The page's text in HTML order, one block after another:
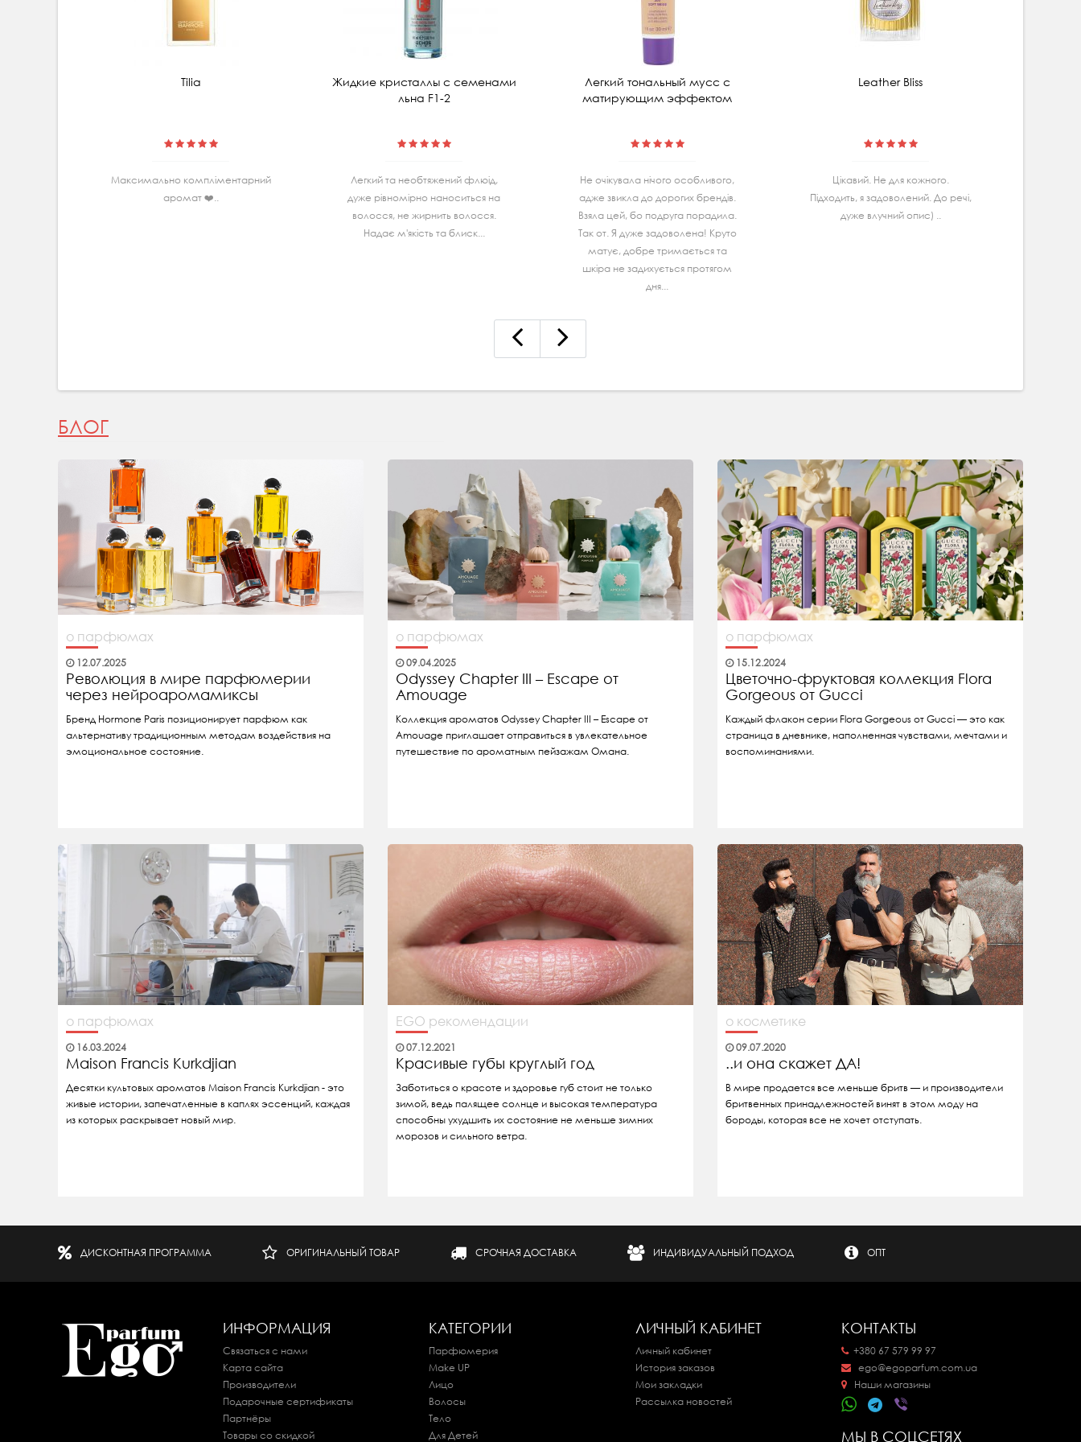
Tilia
Максимально комплiментарний
аромат ❤️..
Жидкие кристаллы с семенами
льна F1-2
Легкий та необтяжений флюід,
дуже рівномірно наноситься на
волосся, не жирнить волосся.
Надає м'якість та блиск...
Легкий тональный мусс с
матирующим эффектом
Не очiкувала нiчого особливого,
адже звикла до дорогих брендiв.
Взяла цей, бо подруга порадила.
Так от. Я дуже задоволена! Круто
матує, добре тримається та
шкiра не задихується протягом
дня...
Leather Bliss
Цiкавий. Не для кожного.
Підходить, я задоволений. До речі,
дуже влучний опис) ..
БЛОГ
о парфюмах
12.07.2025
Революция в мире парфюмерии
через нейроаромамиксы
Бренд Hormone Paris позиционирует парфюм как
альтернативу традиционным методам воздействия на
эмоциональное состояние.
о парфюмах
09.04.2025
Odyssey Chapter III – Escape от
Amouage
Коллекция ароматов Odyssey Chapter III – Escape от
Amouage приглашает отправиться в увлекательное
путешествие по ароматным пейзажам Омана.
о парфюмах
15.12.2024
Цветочно-фруктовая коллекция Flora
Gorgeous от Gucci
Каждый флакон серии Flora Gorgeous от Gucci — это как
страница в дневнике, наполненная чувствами, мечтами и
воспоминаниями.
о парфюмах
16.03.2024
Maison Francis Kurkdjian
Десятки культовых ароматов Maison Francis Kurkdjian - это
живые истории, запечатленные в каплях эссенций, каждая
из которых раскрывает новый мир.
EGO рекомендации
07.12.2021
Красивые губы круглый год
Заботиться о красоте и здоровье губ стоит не только
зимой, ведь палящее солнце и высокая температура
способны ухудшить их состояние не меньше зимних
морозов и сильного ветра.
о косметике
09.07.2020
..и она скажет ДА!
В мире продается все меньше бритв — и производители
бритвенных принадлежностей винят в этом моду на
бороды, которая все не хочет отступать.
ДИСКОНТНАЯ ПРОГРАММА ОРИГИНАЛЬНЫЙ ТОВАР СРОЧНАЯ ДОСТАВКА ИНДИВИДУАЛЬНЫЙ ПОДХОД ОПТ
ИНФОРМАЦИЯ
Связаться с нами
Карта сайта
Производители
Подарочные сертификаты
Партнёры
Товары со скидкой
КАТЕГОРИИ
Парфюмерия
Make UP
Лицо
Волосы
Тело
Для Детей
ЛИЧНЫЙ КАБИНЕТ
Личный кабинет
История заказов
Мои закладки
Рассылка новостей
КОНТАКТЫ
+380 67 579 99 97
ego@egoparfum.com.ua
Наши магазины
МЫ В СОЦСЕТЯХ